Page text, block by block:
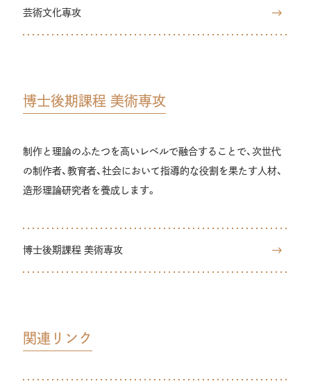
芸術文化専攻
博士後期課程 美術専攻
制作と理論のふたつを高いレベルで融合することで、次世代
の制作者、教育者、社会において指導的な役割を果たす人材、
造形理論研究者を養成します。
博士後期課程 美術専攻
関連リンク